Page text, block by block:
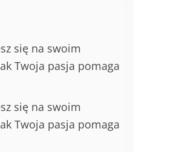
się na swoim
Twoja pasja pomaga
się na swoim
Twoja pasja pomaga